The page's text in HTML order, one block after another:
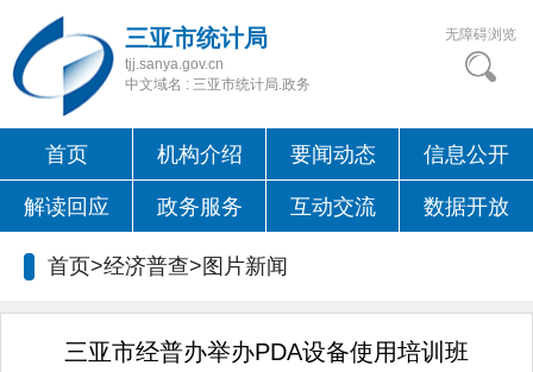
三亚市统计局
tjj.sanya.gov.cn
中文域名 : 三亚市统计局.政务
无障碍浏览
首页 机构介绍 要闻动态 信息公开
解读回应 政务服务 互动交流 数据开放
首页>经济普查>图片新闻
三亚市经普办举办PDA设备使用培训班